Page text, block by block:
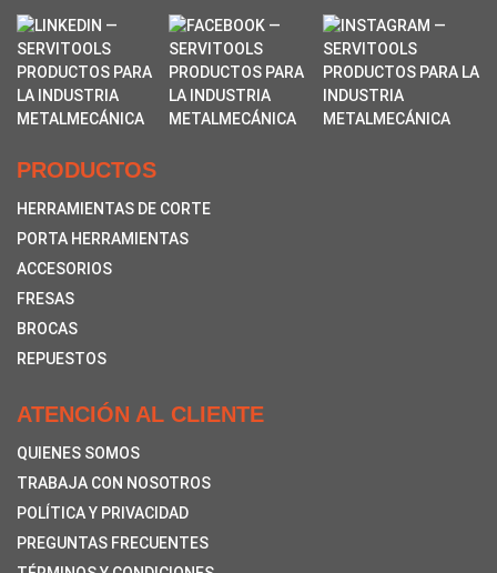
PRODUCTOS
HERRAMIENTAS DE CORTE
PORTA HERRAMIENTAS
ACCESORIOS
FRESAS
BROCAS
REPUESTOS
ATENCIÓN AL CLIENTE
QUIENES SOMOS
TRABAJA CON NOSOTROS
POLÍTICA Y PRIVACIDAD
PREGUNTAS FRECUENTES